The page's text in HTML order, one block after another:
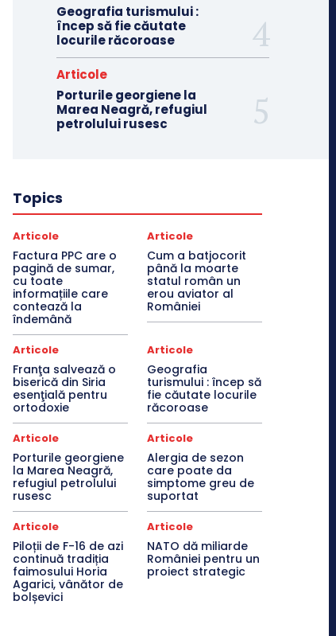
Geografia turismului :
încep să fie căutate
locurile răcoroase
Articole
Porturile georgiene la
Marea Neagră, refugiul
petrolului rusesc
Topics
Articole
Factura PPC are o
pagină de sumar,
cu toate
informațiile care
contează la
îndemână
Articole
Cum a batjocorit
până la moarte
statul român un
erou aviator al
României
Articole
Franţa salvează o
biserică din Siria
esenţială pentru
ortodoxie
Articole
Geografia
turismului : încep să
fie căutate locurile
răcoroase
Articole
Porturile georgiene
la Marea Neagră,
refugiul petrolului
rusesc
Articole
Alergia de sezon
care poate da
simptome greu de
suportat
Articole
Piloții de F-16 de azi
continuă tradiția
faimosului Horia
Agarici, vânător de
bolșevici
Articole
NATO dă miliarde
României pentru un
proiect strategic